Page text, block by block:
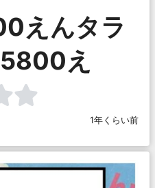
えんタラ
え
1年くらい前